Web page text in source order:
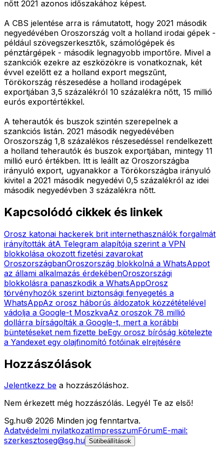
nőtt 2021 azonos időszakához képest.
A CBS jelentése arra is rámutatott, hogy 2021 második
negyedévében Oroszország volt a holland irodai gépek -
például szövegszerkesztők, számológépek és
pénztárgépek - második legnagyobb importőre. Mivel a
szankciók ezekre az eszközökre is vonatkoznak, két
évvel ezelőtt ez a holland export megszűnt,
Törökország részesedése a holland irodagépek
exportjában 3,5 százalékról 10 százalékra nőtt, 15 millió
eurós exportértékkel.
A teherautók és buszok szintén szerepelnek a
szankciós listán. 2021 második negyedévében
Oroszország 1,8 százalékos részesedéssel rendelkezett
a holland teherautók és buszok exportjában, mintegy 11
millió euró értékben. Itt is leállt az Oroszországba
irányuló export, ugyanakkor a Törökországba irányuló
kivitel a 2021 második negyedévi 0,5 százalékról az idei
második negyedévben 3 százalékra nőtt.
Kapcsolódó cikkek és linkek
Orosz katonai hackerek brit internethasználók forgalmát
irányították átA Telegram alapítója szerint a VPN
blokkolása okozott fizetési zavarokat
OroszországbanOroszország blokkolná a WhatsAppot
az állami alkalmazás érdekébenOroszországi
blokkolásra panaszkodik a WhatsAppOrosz
törvényhozók szerint biztonsági fenyegetés a
WhatsAppAz orosz háborús áldozatok közzétételével
vádolja a Google-t MoszkvaAz oroszok 78 millió
dollárra bírságolták a Google-t, mert a korábbi
büntetéseket nem fizette beEgy orosz bíróság kötelezte
a Yandexet egy olajfinomító fotóinak elrejtésére
Hozzászólások
Jelentkezz be a hozzászóláshoz.
Nem érkezett még hozzászólás. Legyél Te az első!
Sg.hu© 2026 Minden jog fenntartva.
Adatvédelmi nyilatkozatImpresszumFórumE-mail:
szerkesztoseg@sg.hu Sütibeállítások